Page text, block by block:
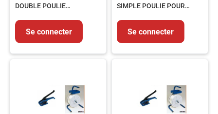
DOUBLE POULIE
Se connecter
SIMPLE POULIE POUR
Se connecter